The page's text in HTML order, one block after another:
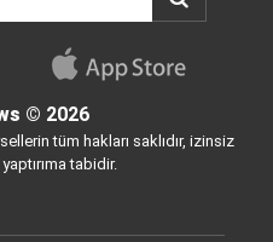
© 2026
tüm hakları saklıdır, izinsiz
tabidir.